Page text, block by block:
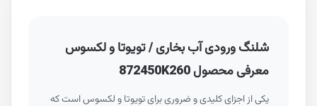
شلنگ ورودی آب بخاری / تویوتا و لکسوس
معرفی محصول 872450K260
یکی از اجزای کلیدی و ضروری برای تویوتا و لکسوس است که